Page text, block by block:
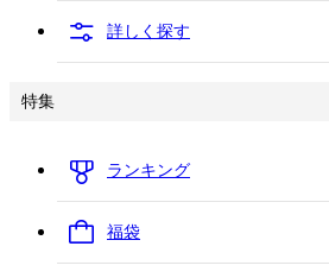
詳しく探す
特集
ランキング
福袋